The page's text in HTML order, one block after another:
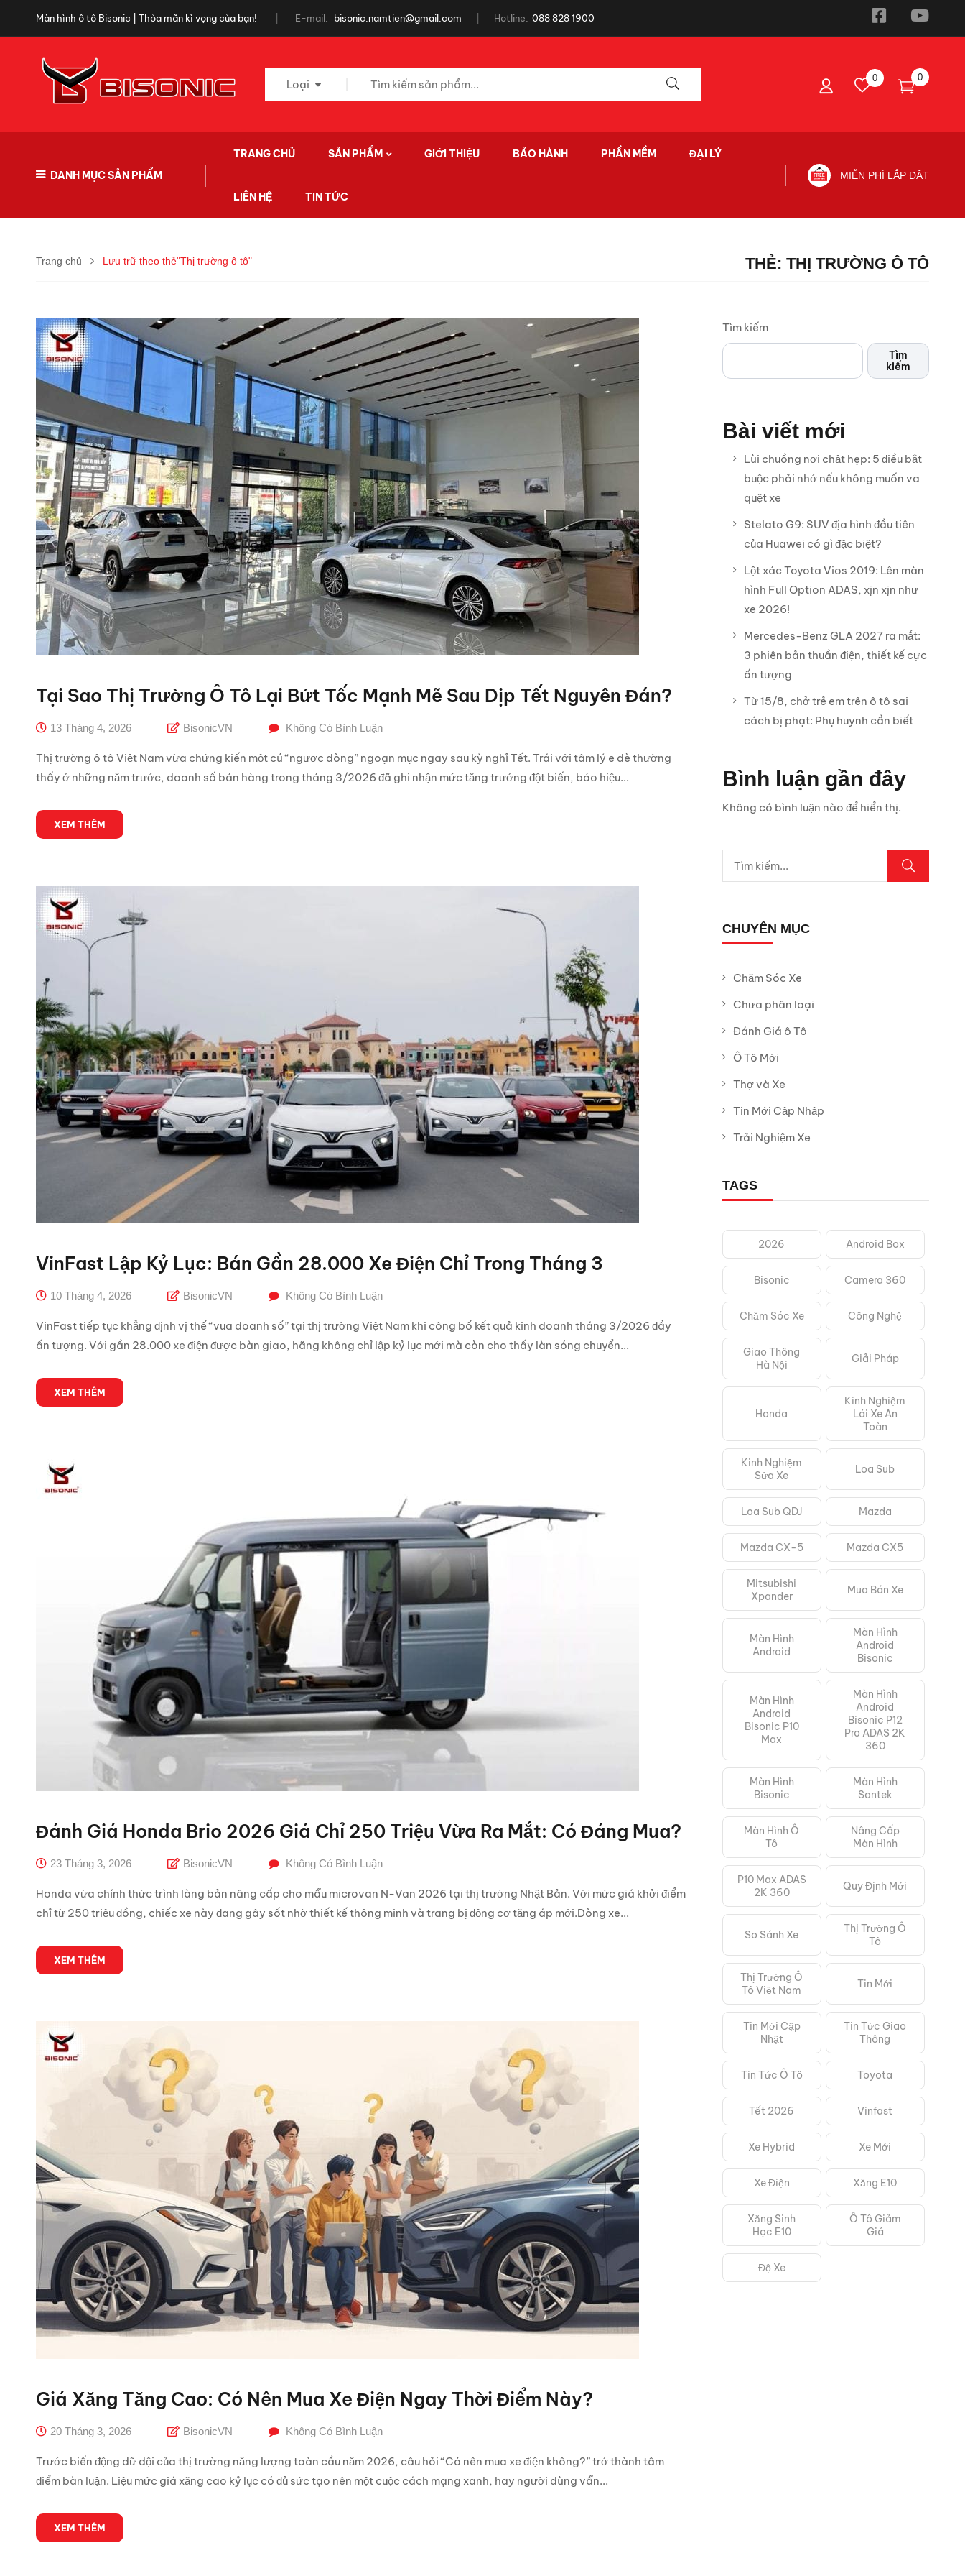
Màn hình ô tô Bisonic | Thỏa mãn kì vọng của bạn! E-mail: bisonic.namtien@gmail.com Hotline: 088 828 1900
Loại 0 0
DANH MỤC SẢN PHẨM
TRANG CHỦ SẢN PHẨM GIỚI THIỆU BẢO HÀNH PHẦN MỀM ĐẠI LÝ
LIÊN HỆ TIN TỨC
MIỄN PHÍ LẮP ĐẶT
Trang chủ Lưu trữ theo thẻ"Thị trường ô tô" THẺ: THỊ TRƯỜNG Ô TÔ
Tại Sao Thị Trường Ô Tô Lại Bứt Tốc Mạnh Mẽ Sau Dịp Tết Nguyên Đán?
13 Tháng 4, 2026 BisonicVN Không Có Bình Luận
Thị trường ô tô Việt Nam vừa chứng kiến một cú “ngược dòng” ngoạn mục ngay sau kỳ nghỉ Tết. Trái với tâm lý e dè thường
thấy ở những năm trước, doanh số bán hàng trong tháng 3/2026 đã ghi nhận mức tăng trưởng đột biến, báo hiệu...
XEM THÊM
VinFast Lập Kỷ Lục: Bán Gần 28.000 Xe Điện Chỉ Trong Tháng 3
10 Tháng 4, 2026 BisonicVN Không Có Bình Luận
VinFast tiếp tục khẳng định vị thế “vua doanh số” tại thị trường Việt Nam khi công bố kết quả kinh doanh tháng 3/2026 đầy
ấn tượng. Với gần 28.000 xe điện được bàn giao, hãng không chỉ lập kỷ lục mới mà còn cho thấy làn sóng chuyển...
XEM THÊM
Đánh Giá Honda Brio 2026 Giá Chỉ 250 Triệu Vừa Ra Mắt: Có Đáng Mua?
23 Tháng 3, 2026 BisonicVN Không Có Bình Luận
Honda vừa chính thức trình làng bản nâng cấp cho mẫu microvan N-Van 2026 tại thị trường Nhật Bản. Với mức giá khởi điểm
chỉ từ 250 triệu đồng, chiếc xe này đang gây sốt nhờ thiết kế thông minh và trang bị động cơ tăng áp mới.Dòng xe...
XEM THÊM
Giá Xăng Tăng Cao: Có Nên Mua Xe Điện Ngay Thời Điểm Này?
20 Tháng 3, 2026 BisonicVN Không Có Bình Luận
Trước biến động dữ dội của thị trường năng lượng toàn cầu năm 2026, câu hỏi “Có nên mua xe điện không?” trở thành tâm
điểm bàn luận. Liệu mức giá xăng cao kỷ lục có đủ sức tạo nên một cuộc cách mạng xanh, hay người dùng vẫn...
XEM THÊM
Tìm kiếm
Tìm
kiếm
Bài viết mới
Lùi chuồng nơi chật hẹp: 5 điều bắt
buộc phải nhớ nếu không muốn va
quệt xe
Stelato G9: SUV địa hình đầu tiên
của Huawei có gì đặc biệt?
Lột xác Toyota Vios 2019: Lên màn
hình Full Option ADAS, xịn xịn như
xe 2026!
Mercedes-Benz GLA 2027 ra mắt:
3 phiên bản thuần điện, thiết kế cực
ấn tượng
Từ 15/8, chở trẻ em trên ô tô sai
cách bị phạt: Phụ huynh cần biết
Bình luận gần đây
Không có bình luận nào để hiển thị.
CHUYÊN MỤC
Chăm Sóc Xe
Chưa phân loại
Đánh Giá ô Tô
Ô Tô Mới
Thợ và Xe
Tin Mới Cập Nhập
Trải Nghiệm Xe
TAGS
2026 Android Box
Bisonic Camera 360
Chăm Sóc Xe Công Nghệ
Giao Thông
Hà Nội
Giải Pháp
Honda
Kinh Nghiệm
Lái Xe An
Toàn
Kinh Nghiệm
Sửa Xe
Loa Sub
Loa Sub QDJ Mazda
Mazda CX-5 Mazda CX5
Mitsubishi
Xpander
Mua Bán Xe
Màn Hình
Android
Màn Hình
Android
Bisonic
Màn Hình
Android
Bisonic P10
Max
Màn Hình
Android
Bisonic P12
Pro ADAS 2K
360
Màn Hình
Bisonic
Màn Hình
Santek
Màn Hình Ô
Tô
Nâng Cấp
Màn Hình
P10 Max ADAS
2K 360
Quy Định Mới
So Sánh Xe
Thị Trường Ô
Tô
Thị Trường Ô
Tô Việt Nam
Tin Mới
Tin Mới Cập
Nhật
Tin Tức Giao
Thông
Tin Tức Ô Tô Toyota
Tết 2026 Vinfast
Xe Hybrid Xe Mới
Xe Điện Xăng E10
Xăng Sinh
Học E10
Ô Tô Giảm
Giá
Độ Xe